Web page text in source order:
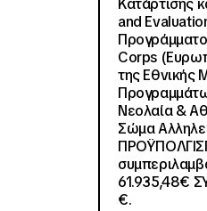
Κατάρτισης
and
Corps
της Εθνικής
Νεολαία &
Σώμα
61.935,48€
€.